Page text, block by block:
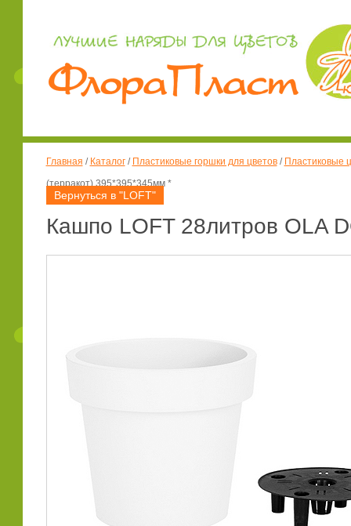
Главная / Каталог/ Пластиковые горшки для цветов/ Пластиковые
(терракот) 395*395*345мм *
Вернуться в "LOFT"
Кашпо LOFT 28литров OLA